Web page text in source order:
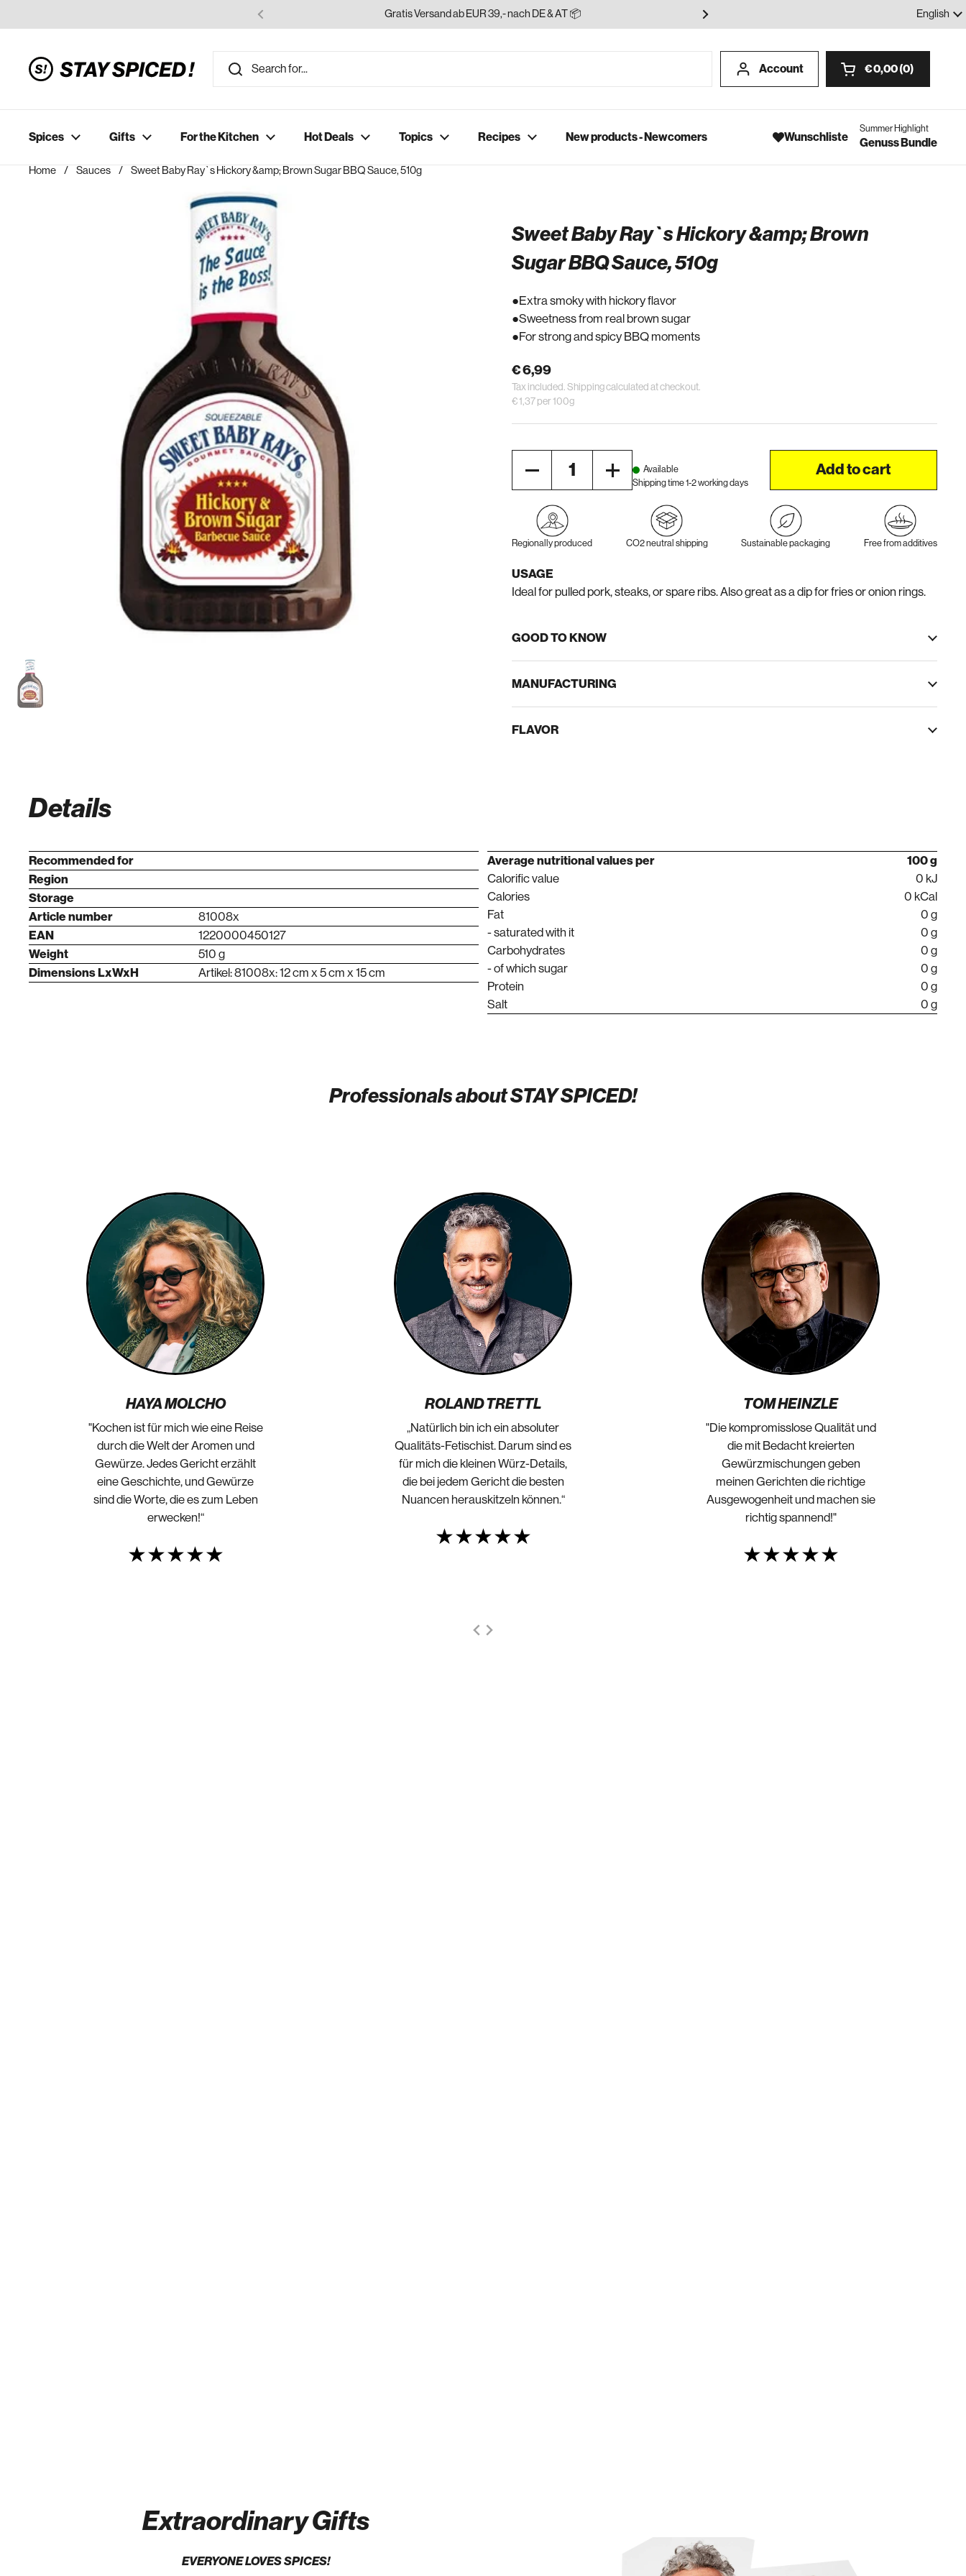
Gratis Versand ab EUR 39,- nach DE & AT 📦 100% Gewürze - OhneLanguage
English
Account Open cart
€ 0,00 0
Spices Gifts For the Kitchen Hot Deals Topics Recipes New products - Newcomers Wunschliste
Summer Highlight
Genuss Bundle
Home / Sauces / Sweet Baby Ray`s Hickory &amp; Brown Sugar BBQ Sauce, 510g
Sweet Baby Ray`s Hickory &amp; Brown
Sugar BBQ Sauce, 510g
Extra smoky with hickory flavor
Sweetness from real brown sugar
For strong and spicy BBQ moments
€ 6,99
Tax included. Shippingcalculated at checkout.
€ 1,37 per 100g
Available
Shipping time 1-2 working days
Add to cart
Regionally produced CO2 neutral shipping Sustainable packaging Free from additives
USAGE
Ideal for pulled pork, steaks, or spare ribs. Also great as a dip for fries or onion rings.
GOOD TO KNOW
MANUFACTURING
FLAVOR
Details
Recommended for
Region
Storage
Article number
81008x
EAN
1220000450127
Weight
510 g
Dimensions LxWxH
Artikel: 81008x: 12 cm x 5 cm x 15 cm
Average nutritional values ​​per
100 g
Calorific value
0 kJ
Calories
0 kCal
Fat
0 g
- saturated with it
0 g
Carbohydrates
0 g
- of which sugar
0 g
Protein
0 g
Salt
0 g
Professionals about STAY SPICED!
HAYA MOLCHO
"Kochen ist für mich wie eine Reise
durch die Welt der Aromen und
Gewürze. Jedes Gericht erzählt
eine Geschichte, und Gewürze
sind die Worte, die es zum Leben
erwecken!“
ROLAND TRETTL
„Natürlich bin ich ein absoluter
Qualitäts-Fetischist. Darum sind es
für mich die kleinen Würz-Details,
die bei jedem Gericht die besten
Nuancen herauskitzeln können.“
TOM HEINZLE
"Die kompromisslose Qualität und
die mit Bedacht kreierten
Gewürzmischungen geben
meinen Gerichten die richtige
Ausgewogenheit und machen sie
richtig spannend!"
Extraordinary Gifts
EVERYONE LOVES SPICES!